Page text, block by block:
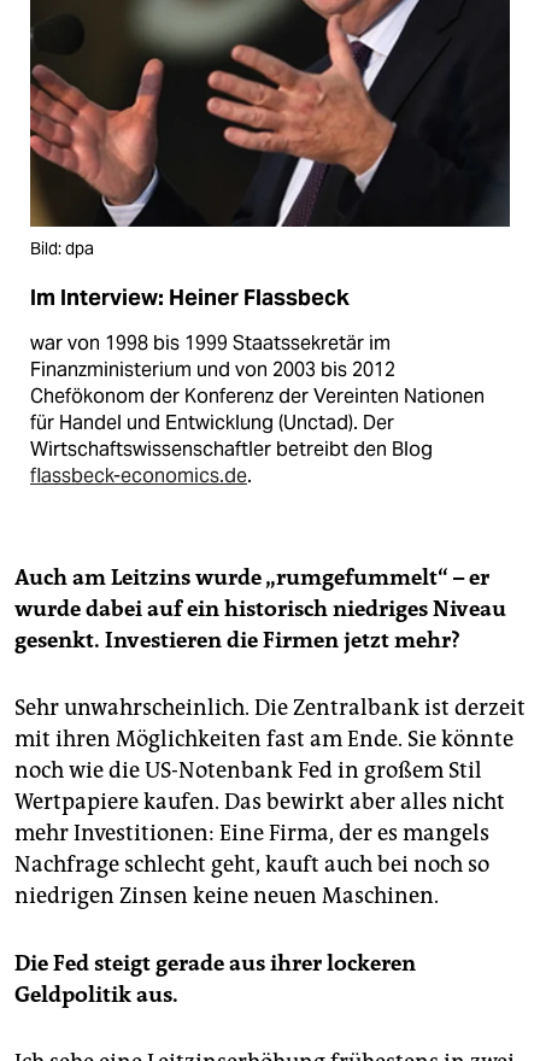
Bild: dpa
Im Interview: Heiner Flassbeck
war von 1998 bis 1999 Staatssekretär im
Finanzministerium und von 2003 bis 2012
Chefökonom der Konferenz der Vereinten Nationen
für Handel und Entwicklung (Unctad). Der
Wirtschaftswissenschaftler betreibt den Blog
flassbeck-economics.de.
Auch am Leitzins wurde „rumgefummelt“ – er
wurde dabei auf ein historisch niedriges Niveau
gesenkt. Investieren die Firmen jetzt mehr?
Sehr unwahrscheinlich. Die Zentralbank ist derzeit
mit ihren Möglichkeiten fast am Ende. Sie könnte
noch wie die US-Notenbank Fed in großem Stil
Wertpapiere kaufen. Das bewirkt aber alles nicht
mehr Investitionen: Eine Firma, der es mangels
Nachfrage schlecht geht, kauft auch bei noch so
niedrigen Zinsen keine neuen Maschinen.
Die Fed steigt gerade aus ihrer lockeren
Geldpolitik aus.